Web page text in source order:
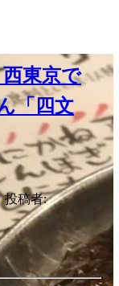
東京で
「四文
投稿者: